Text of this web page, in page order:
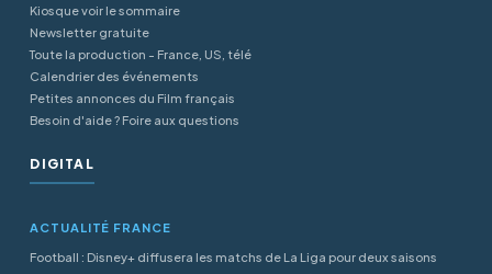
Kiosque voir le sommaire
Newsletter gratuite
Toute la production - France, US, télé
Calendrier des événements
Petites annonces du Film français
Besoin d'aide ? Foire aux questions
DIGITAL
ACTUALITÉ FRANCE
Football : Disney+ diffusera les matchs de La Liga pour deux saisons